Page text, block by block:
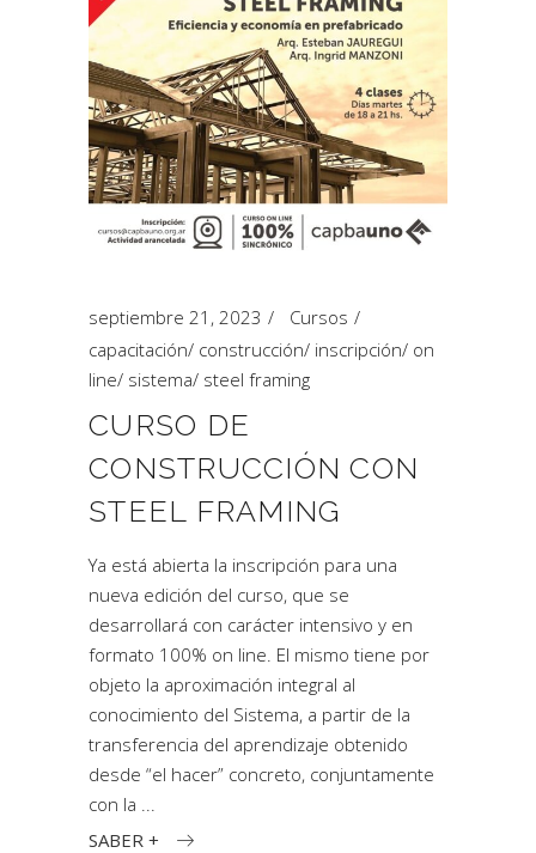
septiembre 21, 2023
Cursos
capacitación/ construcción/ inscripción/ on
line/ sistema/ steel framing
CURSO DE
CONSTRUCCIÓN CON
STEEL FRAMING
Ya está abierta la inscripción para una
nueva edición del curso, que se
desarrollará con carácter intensivo y en
formato 100% on line. El mismo tiene por
objeto la aproximación integral al
conocimiento del Sistema, a partir de la
transferencia del aprendizaje obtenido
desde “el hacer” concreto, conjuntamente
con la
SABER +